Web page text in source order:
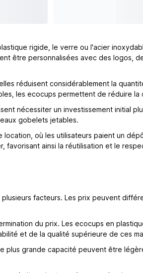
rigide, le verre ou l'acier
être personnalisées avec des logos,
réduisent considérablement la
les ecocups permettent de réduire
nécessiter un investissement initial
gobelets jetables.
où les utilisateurs paient un
ainsi la réutilisation et le
facteurs. Les prix peuvent
du prix. Les ecocups en
et de la qualité supérieure de ces
grande capacité peuvent être